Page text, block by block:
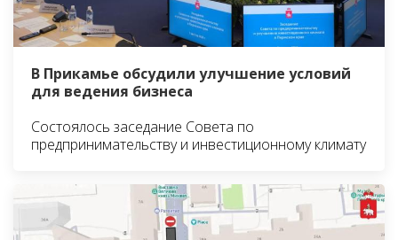
В Прикамье обсудили улучшение условий
для ведения бизнеса
Состоялось заседание Совета по
предпринимательству и инвестиционному климату